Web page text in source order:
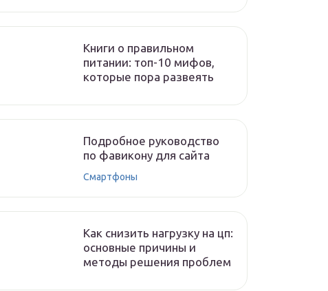
Книги о правильном
питании: топ-10 мифов,
которые пора развеять
Подробное руководство
по фавикону для сайта
Смартфоны
Как снизить нагрузку на цп:
основные причины и
методы решения проблем